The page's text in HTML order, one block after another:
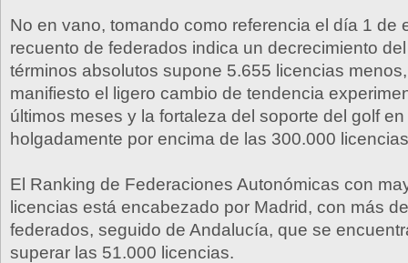
No en vano, tomando como referencia el día 1 de
recuento de federados indica un decrecimiento
términos absolutos supone 5.655 licencias
manifiesto el ligero cambio de tendencia
últimos meses y la fortaleza del soporte del golf
holgadamente por encima de las 300.000 licencias
El Ranking de Federaciones Autonómicas con
licencias está encabezado por Madrid, con más
federados, seguido de Andalucía, que se
superar las 51.000 licencias.